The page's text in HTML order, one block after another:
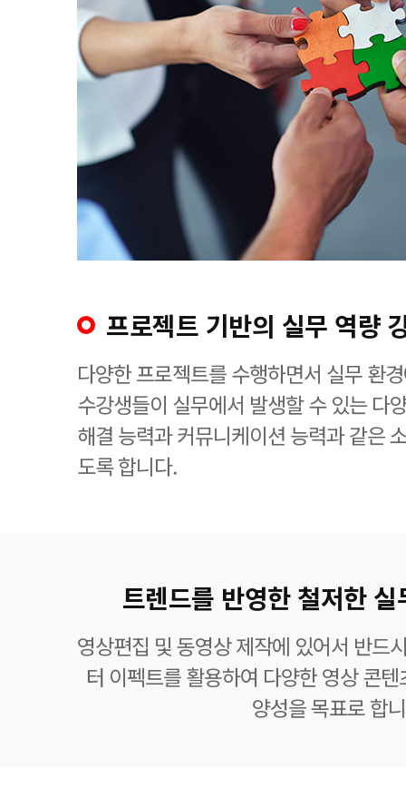
프로젝트 기반의 실무 역량
다양한 프로젝트를 수행하면서 실무 환
수강생들이 실무에서 발생할 수 있는 다
해결 능력과 커뮤니케이션 능력과 같은
도록 합니다.
트렌드를 반영한 철저한
영상편집 및 동영상 제작에 있어서 반드
터 이펙트를 활용하여 다양한 영상 콘
양성을 목표로 합